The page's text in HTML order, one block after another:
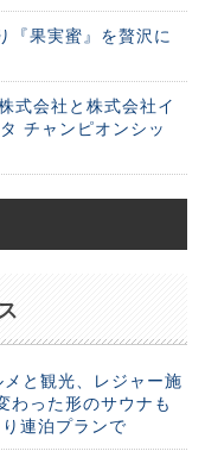
『果実蜜』を贅沢に
式会社と株式会社イ
チャンピオンシッ
と観光、レジャー施
わった形のサウナも
連泊プランで